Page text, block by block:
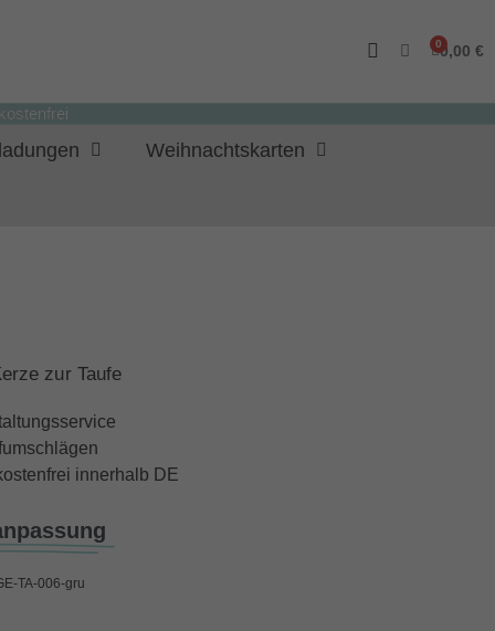
0,00 €
Weihnachtskarten
zur Taufe
innerhalb DE
TA-006-gru